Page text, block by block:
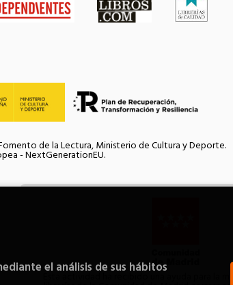
de la Lectura, Ministerio de Cultura y Deporte.
- NextGenerationEU.
Esta actividad ha recibido una ayuda para la
el análisis de sus hábitos